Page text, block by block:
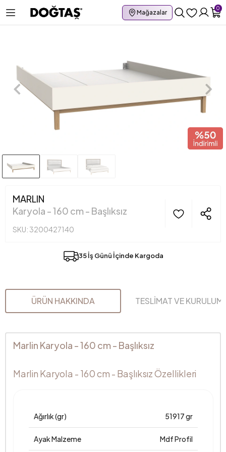
Mağazalar
0
MARLIN
Karyola - 160 cm - Başlıksız
SKU: 3200427140
35 İş Günü İçinde Kargoda
ÜRÜN HAKKINDA TESLİMAT VE KURULUM
Marlin Karyola - 160 cm - Başlıksız
Marlin Karyola - 160 cm - Başlıksız Özellikleri
Ağırlık (gr) 51917 gr
Ayak Malzeme Mdf Profil